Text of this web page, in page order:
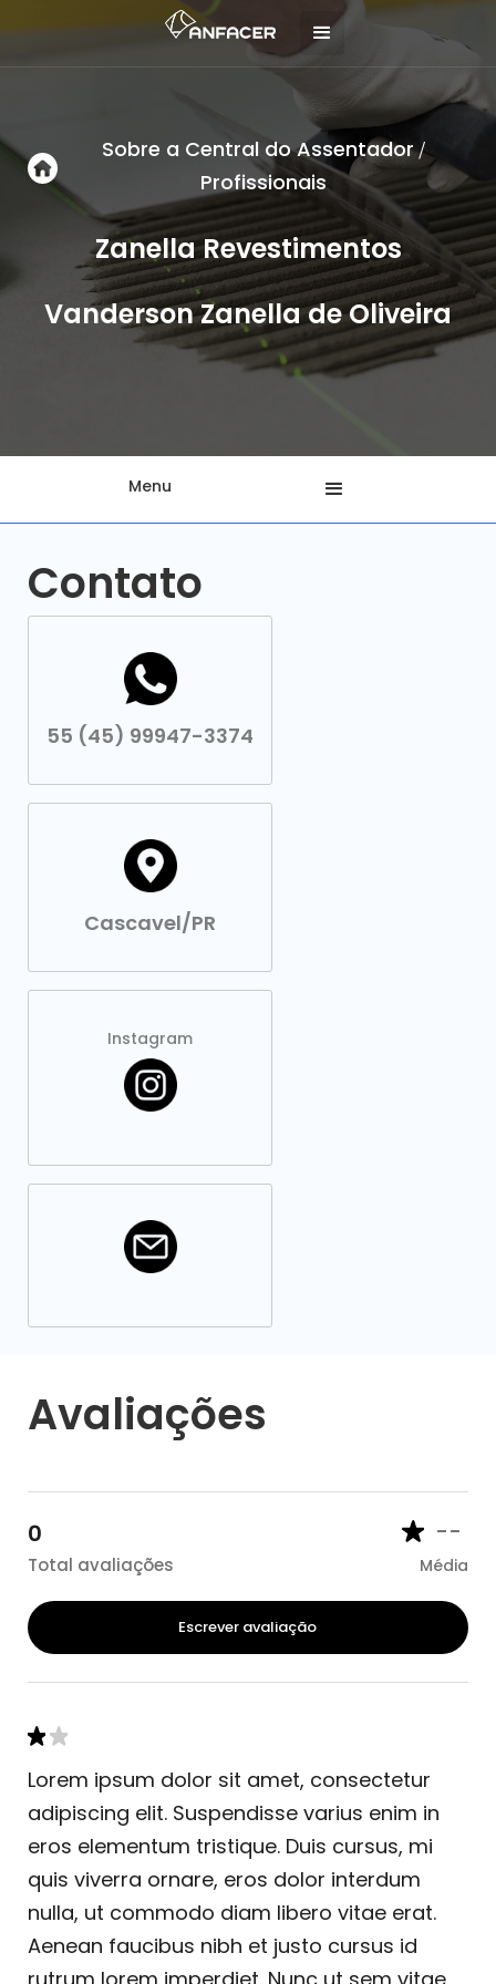
Sobre a Central do Assentador/
Profissionais
Zanella Revestimentos
Vanderson Zanella de Oliveira
Menu
Contato
55 (45) 99947-3374
Cascavel/PR
Instagram
Avaliações
0
Total avaliações
--
Média
Escrever avaliação
Lorem ipsum dolor sit amet, consectetur
adipiscing elit. Suspendisse varius enim in
eros elementum tristique. Duis cursus, mi
quis viverra ornare, eros dolor interdum
nulla, ut commodo diam libero vitae erat.
Aenean faucibus nibh et justo cursus id